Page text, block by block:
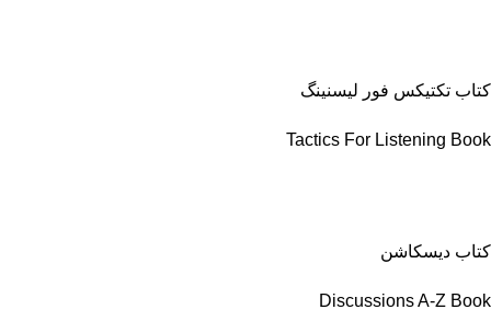
کتاب تکتیکس فور لیسنینگ
Tactics For Listening Book
کتاب دیسکاشن
Discussions A-Z Book